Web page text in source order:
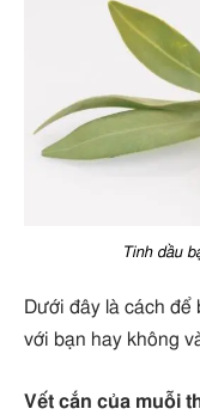
Tinh dầu
Dưới đây là cách để
với bạn hay không
Vết cắn của muỗi